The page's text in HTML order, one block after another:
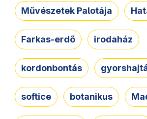
Művészetek Palotája
Farkas-erdő irodaház
kordonbontás
softice botanikus